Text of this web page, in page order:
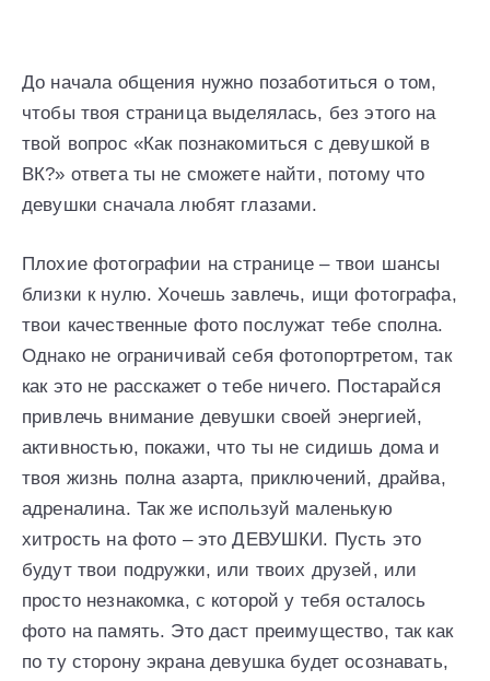
До начала общения нужно позаботиться о том,
чтобы твоя страница выделялась, без этого на
твой вопрос «Как познакомиться с девушкой в
ВК?» ответа ты не сможете найти, потому что
девушки сначала любят глазами.
Плохие фотографии на странице – твои шансы
близки к нулю. Хочешь завлечь, ищи фотографа,
твои качественные фото послужат тебе сполна.
Однако не ограничивай себя фотопортретом, так
как это не расскажет о тебе ничего. Постарайся
привлечь внимание девушки своей энергией,
активностью, покажи, что ты не сидишь дома и
твоя жизнь полна азарта, приключений, драйва,
адреналина. Так же используй маленькую
хитрость на фото – это ДЕВУШКИ. Пусть это
будут твои подружки, или твоих друзей, или
просто незнакомка, с которой у тебя осталось
фото на память. Это даст преимущество, так как
по ту сторону экрана девушка будет осознавать,